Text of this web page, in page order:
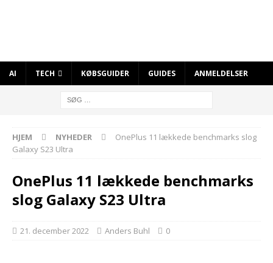
AI TECH KØBSGUIDER GUIDES ANMELDELSER
HJEM NYHEDER
OnePlus 11 lækkede benchmarks slog
Galaxy S23 Ultra
OnePlus 11 lækkede benchmarks
slog Galaxy S23 Ultra
21. december 2022 Anders Buhl 0